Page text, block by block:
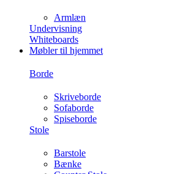
Armlæn
Undervisning
Whiteboards
Møbler til hjemmet
Borde
Skriveborde
Sofaborde
Spiseborde
Stole
Barstole
Bænke